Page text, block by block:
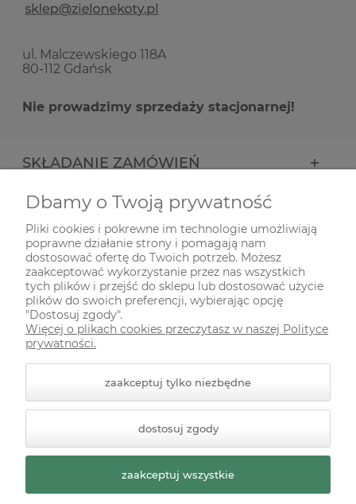
ul. Malczewskiego 118A
80-112 Gdańsk
Nie prowadzimy sprzedaży stacjonarnej!
SKŁADANIE ZAMÓWIEŃ
INFORMACJE
ODWIEDŹ NAS NA
Styl graficzny ShopGadget.pl
Sklep internetowy Shoper
Premium
Dbamy o Twoją prywatność
Pliki cookies i pokrewne im technologie umożliwiają
poprawne działanie strony i pomagają nam
dostosować ofertę do Twoich potrzeb. Możesz
zaakceptować wykorzystanie przez nas wszystkich
tych plików i przejść do sklepu lub dostosować użycie
plików do swoich preferencji, wybierając opcję
"Dostosuj zgody".
Więcej o plikach cookies przeczytasz w naszej Polityce
prywatności.
zaakceptuj tylko niezbędne
dostosuj zgody
zaakceptuj wszystkie